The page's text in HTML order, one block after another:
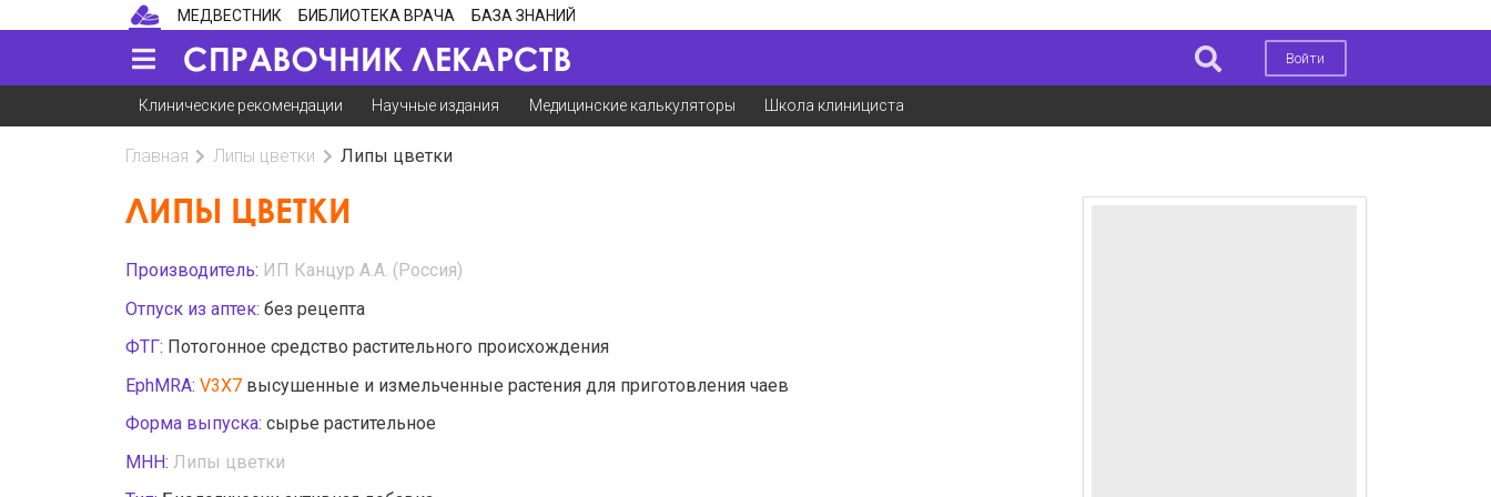
МЕДВЕСТНИК БИБЛИОТЕКА ВРАЧА БАЗА ЗНАНИЙ
Войти
Клинические рекомендации Научные издания Медицинские калькуляторы Школа клинициста
Главная Липы цветки Липы цветки
ЛИПЫ ЦВЕТКИ
Производитель: ИП Канцур А.А. (Россия)
Отпуск из аптек: без рецепта
ФТГ: Потогонное средство растительного происхождения
EphMRA: V3X7 высушенные и измельченные растения для приготовления чаев
Форма выпуска: сырье растительное
МНН: Липы цветки